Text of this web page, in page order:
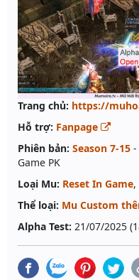
Trang chủ: https://
Hỗ trợ: Fanpage
Phiên bản: Season 7-15 -
Game PK
Loại Mu: Reset In Game,
Thể loại: Mu Custom
Alpha Test: 21/07/2025